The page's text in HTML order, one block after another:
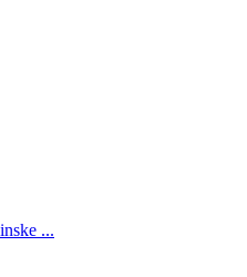
...